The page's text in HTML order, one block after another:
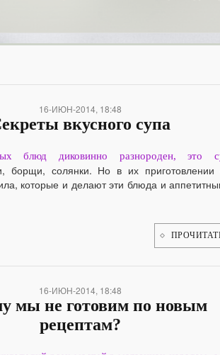
16-ИЮН-2014, 18:48
вкусного супа
блюд диковинно разнороден, это
борщи, солянки. Но в их приготовлении
которые и делают эти блюда и
16-ИЮН-2014, 18:48
мы не готовим по новым
рецептам?